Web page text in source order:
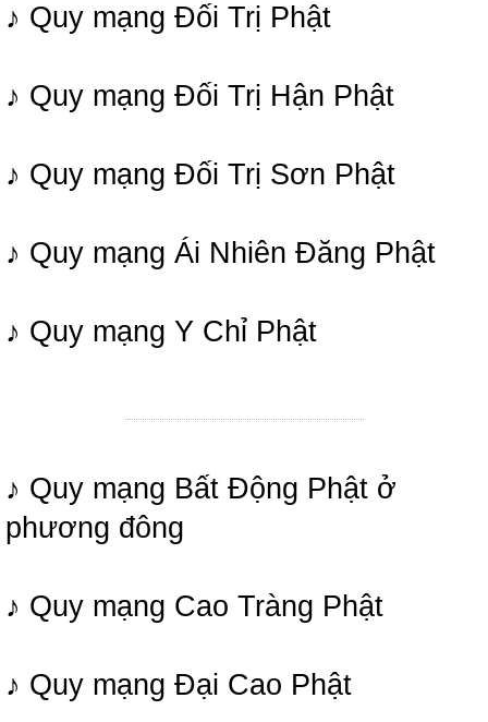
♪ Quy mạng Đối Trị Phật
♪ Quy mạng Đối Trị Hận Phật
♪ Quy mạng Đối Trị Sơn Phật
♪ Quy mạng Ái Nhiên Đăng Phật
♪ Quy mạng Y Chỉ Phật
♪ Quy mạng Bất Động Phật ở
phương đông
♪ Quy mạng Cao Tràng Phật
♪ Quy mạng Đại Cao Phật